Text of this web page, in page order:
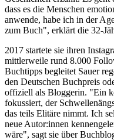
dass es die Menschen
anwende, habe ich in der
zum Buch", erklärt die 32-
2017 startete sie ihren
mittlerweile rund 8.000
Buchtipps begleitet Sauer
den Deutschen Buchpreis
offiziell als Bloggerin. "Ein
fokussiert, der
das teils Elitäre nimmt. Ich
neue Autor:innen
wäre", sagt sie über